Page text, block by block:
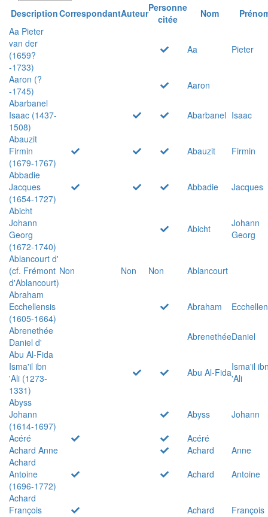
DescriptionCorrespondantAuteurPersonne
citée
Nom
Aa Pieter
van der
(1659?
-1733)
Aa Pieter
Aaron (?
-1745)
Aaron
Abarbanel
Isaac (1437-
1508)
Abarbanel Isaac
Abauzit
Firmin
(1679-1767)
Abauzit
Firmin
Abbadie
Jacques
(1654-1727)
Abbadie
Jacques
Abicht
Johann
Georg
(1672-1740)
Abicht
Johann
Georg
Ablancourt d'
(cf. Frémont
d'Ablancourt)
Non Non Non
Ablancourt
Abraham
Ecchellensis
(1605-1664)
Abraham
Abrenethée
Daniel d'
AbrenethéeDaniel
Abu Al-Fida
Isma'il ibn
'Ali (1273-
1331)
Abu Al-FidaIsma'il
'Ali
Abyss
Johann
(1614-1697)
Abyss
Johann
Acéré
Acéré
Achard Anne
Achard
Anne
Achard
Antoine
(1696-1772)
Achard
Antoine
Achard
François
Achard
François